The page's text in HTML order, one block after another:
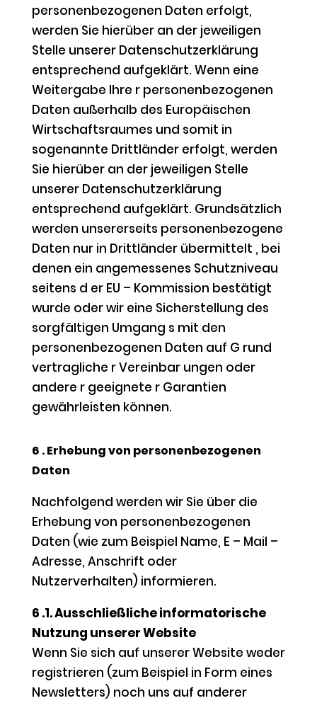
personenbezogenen Daten erfolgt,
werden Sie hierüber an der jeweiligen
Stelle unserer Datenschutzerklärung
entsprechend aufgeklärt. Wenn eine
Weitergabe Ihre r personenbezogenen
Daten außerhalb des Europäischen
Wirtschaftsraumes und somit in
sogenannte Drittländer erfolgt, werden
Sie hierüber an der jeweiligen Stelle
unserer Datenschutzerklärung
entsprechend aufgeklärt. Grundsätzlich
werden unsererseits personenbezogene
Daten nur in Drittländer übermittelt , bei
denen ein angemessenes Schutzniveau
seitens d er EU – Kommission bestätigt
wurde oder wir eine Sicherstellung des
sorgfältigen Umgang s mit den
personenbezogenen Daten auf G rund
vertragliche r Vereinbar ungen oder
andere r geeignete r Garantien
gewährleisten können.
6 . Erhebung von personenbezogenen
Daten
Nachfolgend werden wir Sie über die
Erhebung von personenbezogenen
Daten (wie zum Beispiel Name, E – Mail –
Adresse, Anschrift oder
Nutzerverhalten) informieren.
6 .1. Ausschließliche informatorische
Nutzung unserer Website
Wenn Sie sich auf unserer Website weder
registrieren (zum Beispiel in Form eines
Newsletters) noch uns auf anderer